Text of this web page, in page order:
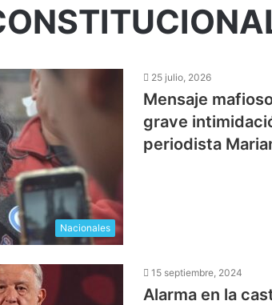
Nacionales
25 julio, 2026
Mensaje
grave
periodista
15 septiembre, 2024
Alarma en la